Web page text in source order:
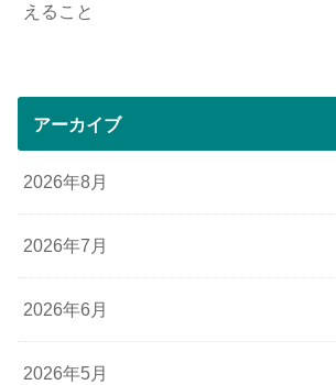
えること
アーカイブ
2026年8月
2026年7月
2026年6月
2026年5月